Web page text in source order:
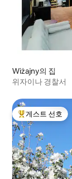
Wiżajny의 집
위자이나 경찰서
상위 게스트 선호
게스트 선호